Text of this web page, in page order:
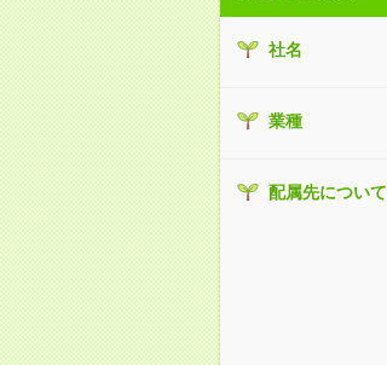
社名
業種
配属先について